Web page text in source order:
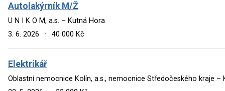
Autolakýrník M/Ž
U N I K O M, a.s. – Kutná Hora
3. 6. 2026
· 40 000 Kč
Elektrikář
Oblastní nemocnice Kolín, a.s., nemocnice Středočeského kraje –